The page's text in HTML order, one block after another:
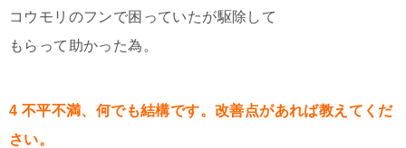
コウモリのフンで困っていたが駆除して
もらって助かった為。
4 不平不満、何でも結構です。改善点があれば教えてくだ
さい。